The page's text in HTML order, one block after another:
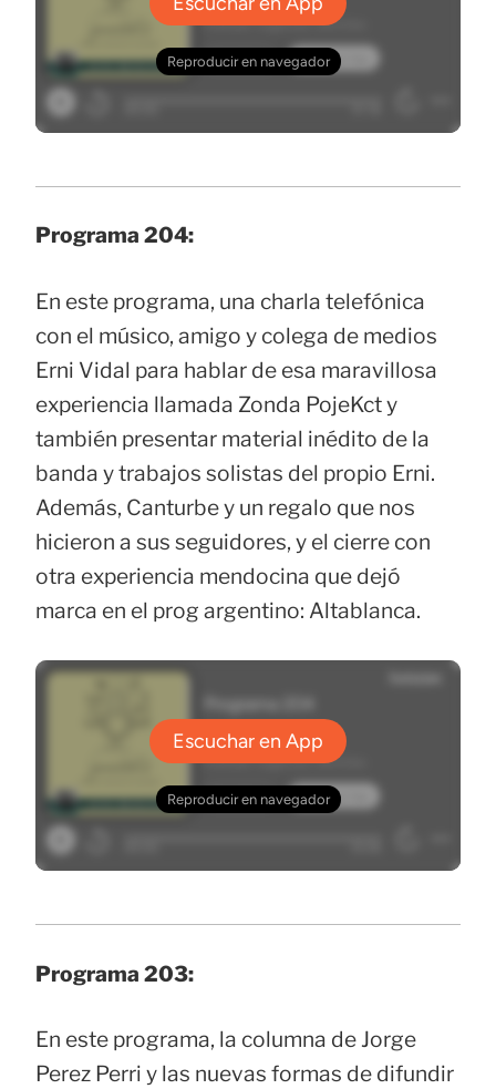
Programa 204:
En este programa, una charla telefónica
con el músico, amigo y colega de medios
Erni Vidal para hablar de esa maravillosa
experiencia llamada Zonda PojeKct y
también presentar material inédito de la
banda y trabajos solistas del propio Erni.
Además, Canturbe y un regalo que nos
hicieron a sus seguidores, y el cierre con
otra experiencia mendocina que dejó
marca en el prog argentino: Altablanca.
Programa 203:
En este programa, la columna de Jorge
Perez Perri y las nuevas formas de difundir